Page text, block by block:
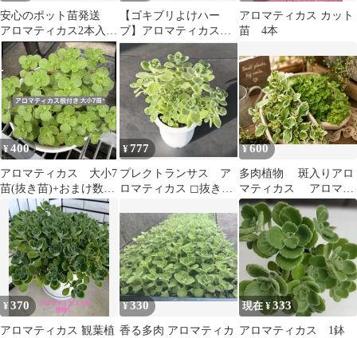
安心のポット苗発送
アロマティカス2本入
おまけ付.。.:*♡⑬
【ゴキブリよけハー
ブ】アロマティカス抜
き苗２０本
アロマティカス カット
苗 4本
¥400
アロマティカス 大小7
苗(抜き苗)+おまけ数苗
(カット苗)①
¥777
プレクトランサス ア
ロマティカス ◻︎抜き苗
¥600
多肉植物 斑入りアロ
マティカス アロマテ
ィカス 2種類 セッ
ト カット苗
¥370
アロマティカス 観葉植
¥330
香る多肉 アロマティカ
現在 ¥333
アロマティカス 1鉢